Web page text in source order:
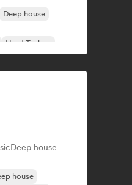
Deep house
Hard Techno
Deep house
house